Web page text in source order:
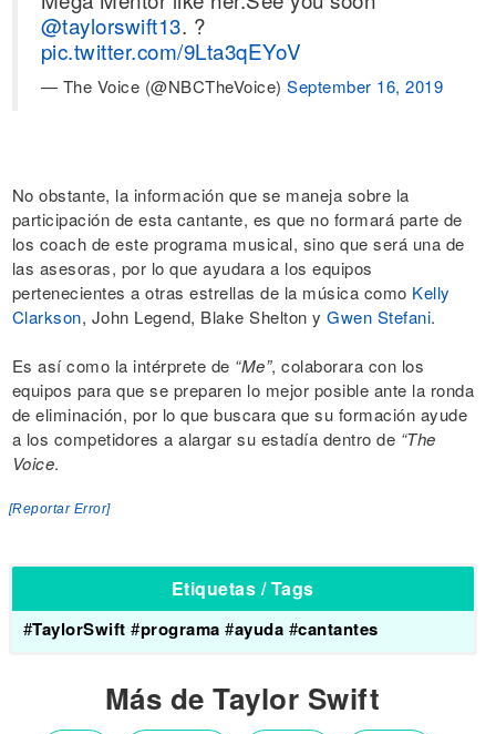
@taylorswift13. ?
pic.twitter.com/9Lta3qEYoV
— The Voice (@NBCTheVoice) September 16, 2019
No obstante, la información que se maneja sobre la
participación de esta cantante, es que no formará parte de
los coach de este programa musical, sino que será una de
las asesoras, por lo que ayudara a los equipos
pertenecientes a otras estrellas de la música como Kelly
Clarkson, John Legend, Blake Shelton y Gwen Stefani.
Es así como la intérprete de “Me”, colaborara con los
equipos para que se preparen lo mejor posible ante la ronda
de eliminación, por lo que buscara que su formación ayude
a los competidores a alargar su estadía dentro de “The
Voice.
[Reportar Error]
Etiquetas / Tags
#TaylorSwift #programa #ayuda #cantantes
Más de Taylor Swift